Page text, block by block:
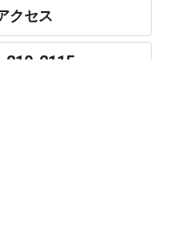
クセス
210-2115